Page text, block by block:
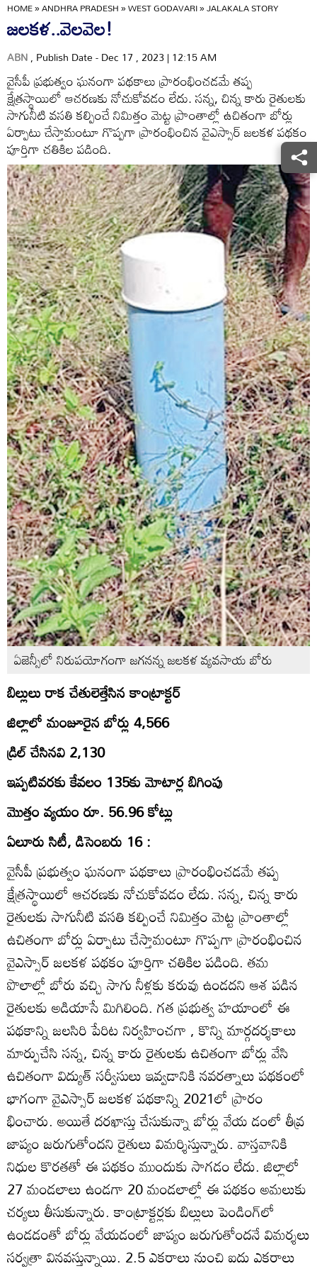
HOME»ANDHRA PRADESH»WEST GODAVARI»JALAKALA STORY
జలకళ..వెలవెల!
ABN, Publish Date - Dec 17 , 2023 | 12:15 AM
వైసీపీ ప్రభుత్వం ఘనంగా పథకాలు ప్రారంభించడమే తప్ప
క్షేత్రస్థాయిలో ఆచరణకు నోచుకోవడం లేదు. సన్న, చిన్న కారు రైతులకు
సాగునీటి వసతి కల్పించే నిమిత్తం మెట్ట ప్రాంతాల్లో ఉచితంగా బోర్లు
ఏర్పాటు చేస్తామంటూ గొప్పగా ప్రారంభించిన వైఎస్సార్‌ జలకళ పథకం
పూర్తిగా చతికిల పడింది.
ఏజెన్సీలో నిరుపయోగంగా జగనన్న జలకళ వ్యవసాయ బోరు
బిల్లులు రాక చేతులెత్తేసిన కాంట్రాక్టర్‌
జిల్లాలో మంజూరైన బోర్లు 4,566
డ్రిల్‌ చేసినవి 2,130
ఇప్పటివరకు కేవలం 135కు మోటార్ల బిగింపు
మొత్తం వ్యయం రూ. 56.96 కోట్లు
ఏలూరు సిటీ, డిసెంబరు 16 :
వైసీపీ ప్రభుత్వం ఘనంగా పథకాలు ప్రారంభించడమే తప్ప
క్షేత్రస్థాయిలో ఆచరణకు నోచుకోవడం లేదు. సన్న, చిన్న కారు
రైతులకు సాగునీటి వసతి కల్పించే నిమిత్తం మెట్ట ప్రాంతాల్లో
ఉచితంగా బోర్లు ఏర్పాటు చేస్తామంటూ గొప్పగా ప్రారంభించిన
వైఎస్సార్‌ జలకళ పథకం పూర్తిగా చతికిల పడింది. తమ
పొలాల్లో బోరు వచ్చి సాగు నీళ్లకు కరువు ఉండదని ఆశ పడిన
రైతులకు అడియాసే మిగిలింది. గత ప్రభుత్వ హయాంలో ఈ
పథకాన్ని జలసిరి పేరిట నిర్వహించగా , కొన్ని మార్గదర్శకాలు
మార్పుచేసి సన్న, చిన్న కారు రైతులకు ఉచితంగా బోర్లు వేసి
ఉచితంగా విద్యుత్‌ సర్వీసులు ఇవ్వడానికి నవరత్నాలు పథకంలో
భాగంగా వైఎస్సార్‌ జలకళ పథకాన్ని 2021లో ప్రారం
భించారు. అయితే దరఖాస్తు చేసుకున్నా బోర్లు వేయ డంలో తీవ్ర
జాప్యం జరుగుతోందని రైతులు విమర్శిస్తున్నారు. వాస్తవానికి
నిధుల కొరతతో ఈ పథకం ముందుకు సాగడం లేదు. జిల్లాలో
27 మండలాలు ఉండగా 20 మండలాల్లో ఈ పథకం అమలుకు
చర్యలు తీసుకున్నారు. కాంట్రాక్టర్లకు బిల్లులు పెండింగ్‌లో
ఉండడంతో బోర్లు వేయడంలో జాప్యం జరుగుతోందనే విమర్శలు
సర్వత్రా వినవస్తున్నాయి. 2.5 ఎకరాలు నుంచి ఐదు ఎకరాలు